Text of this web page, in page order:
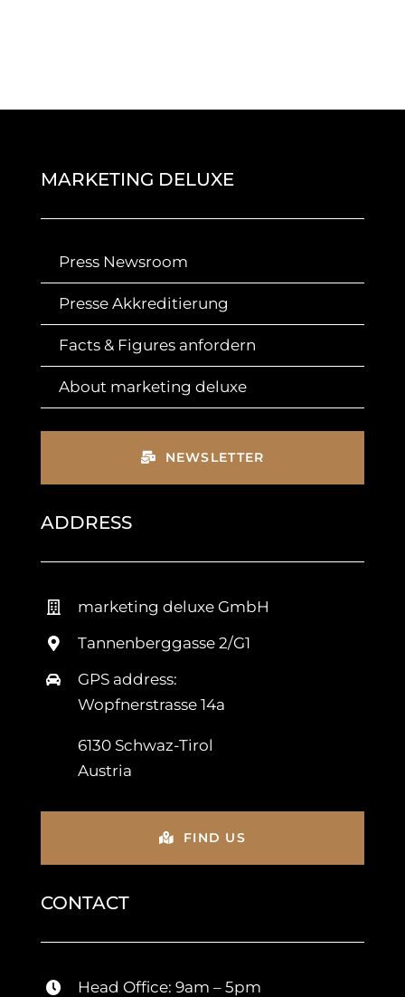
MARKETING DELUXE
Press Newsroom
Presse Akkreditierung
Facts & Figures anfordern
About marketing deluxe
NEWSLETTER
ADDRESS
marketing deluxe GmbH
Tannenberggasse 2/G1
GPS address:
Wopfnerstrasse 14a
6130 Schwaz-Tirol
Austria
FIND US
CONTACT
Head Office: 9am – 5pm